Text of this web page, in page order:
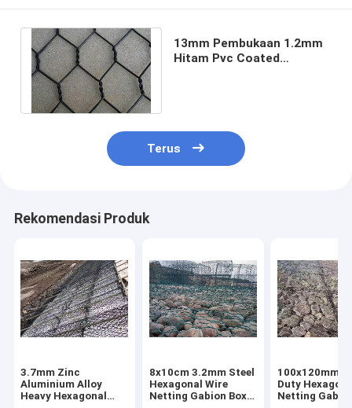
13mm Pembukaan 1.2mm
Hitam Pvc Coated
Terus
Rekomendasi Produk
3.7mm Zinc
Aluminium Alloy
Heavy Hexagonal
8x10cm 3.2mm Steel
Hexagonal Wire
Netting Gabion Box
100x120mm
Duty
Netting